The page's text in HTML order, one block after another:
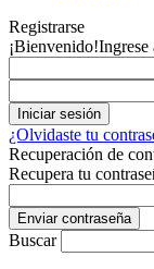
Registrarse
¡Bienvenido!Ingrese
¿Olvidaste tu
Recuperación de
Recupera tu
Buscar